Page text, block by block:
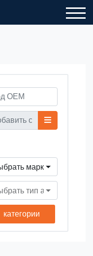
марку
тип автомобиля
категории